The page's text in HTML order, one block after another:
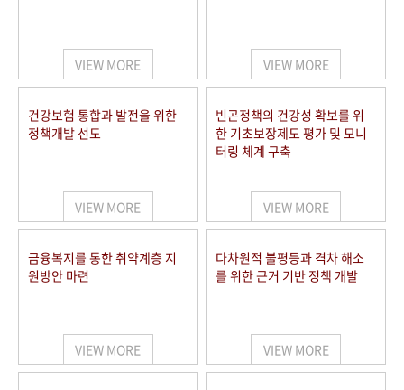
VIEW MORE VIEW MORE
건강보험 통합과 발전을 위한
정책개발 선도
VIEW MORE
빈곤정책의 건강성 확보를 위
한 기초보장제도 평가 및 모니
터링 체계 구축
VIEW MORE
금융복지를 통한 취약계층 지
원방안 마련
VIEW MORE
다차원적 불평등과 격차 해소
를 위한 근거 기반 정책 개발
VIEW MORE